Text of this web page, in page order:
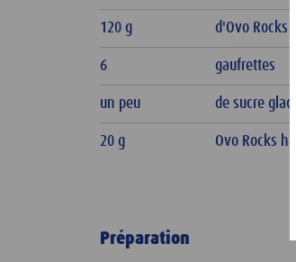
120 g d'Ovo Rocks
6 gaufrettes
un peu de sucre glace
20 g Ovo Rocks
Préparation